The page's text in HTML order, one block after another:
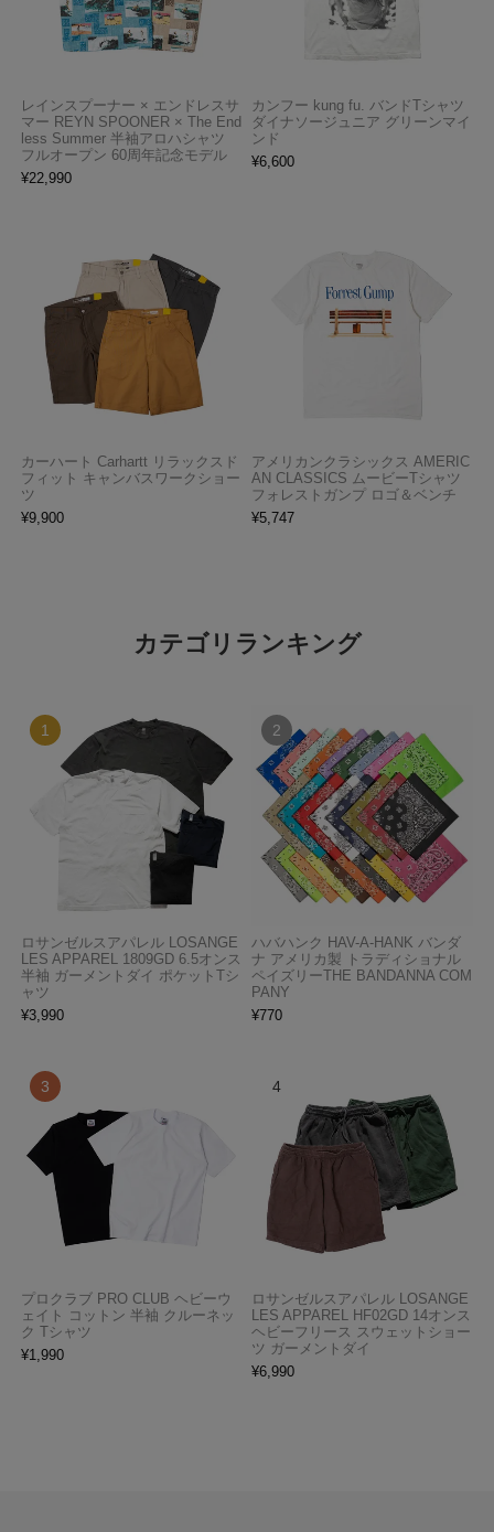
レインスプーナー × エンドレスサ
マー REYN SPOONER × The End
less Summer 半袖アロハシャツ
フルオープン 60周年記念モデル
¥22,990
カンフー kung fu. バンドTシャツ
ダイナソージュニア グリーンマイ
ンド
¥6,600
カーハート Carhartt リラックスド
フィット キャンバスワークショー
ツ
¥9,900
アメリカンクラシックス AMERIC
AN CLASSICS ムービーTシャツ
フォレストガンプ ロゴ＆ベンチ
¥5,747
カテゴリランキング
ロサンゼルスアパレル LOSANGE
LES APPAREL 1809GD 6.5オンス
半袖 ガーメントダイ ポケットTシ
ャツ
¥3,990
ハバハンク HAV-A-HANK バンダ
ナ アメリカ製 トラディショナル
ペイズリーTHE BANDANNA COM
PANY
¥770
プロクラブ PRO CLUB ヘビーウ
ェイト コットン 半袖 クルーネッ
ク Tシャツ
¥1,990
ロサンゼルスアパレル LOSANGE
LES APPAREL HF02GD 14オンス
ヘビーフリース スウェットショー
ツ ガーメントダイ
¥6,990